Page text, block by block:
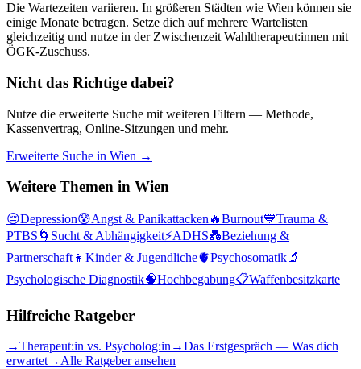
Die Wartezeiten variieren. In größeren Städten wie Wien können sie
einige Monate betragen. Setze dich auf mehrere Wartelisten
gleichzeitig und nutze in der Zwischenzeit Wahltherapeut:innen mit
ÖGK-Zuschuss.
Nicht das Richtige dabei?
Nutze die erweiterte Suche mit weiteren Filtern — Methode,
Kassenvertrag, Online-Sitzungen und mehr.
Erweiterte Suche in Wien →
Weitere Themen in Wien
😔Depression😰Angst & Panikattacken 🔥Burnout💙Trauma &
PTBS 🌀 Sucht & Abhängigkeit⚡ADHS💑Beziehung &
Partnerschaft 👧 Kinder & Jugendliche🫀Psychosomatik🔬
Psychologische Diagnostik🧠Hochbegabung📋Waffenbesitzkarte
Hilfreiche Ratgeber
→Therapeut:in vs. Psycholog:in→Das Erstgespräch — Was dich
erwartet→Alle Ratgeber ansehen